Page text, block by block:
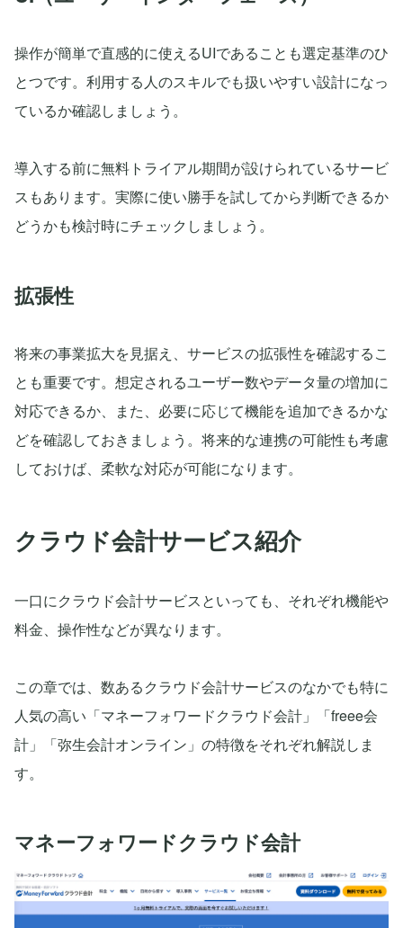
操作が簡単で直感的に使えるUIであることも選定基準のひ
とつです。利用する人のスキルでも扱いやすい設計になっ
ているか確認しましょう。
導入する前に無料トライアル期間が設けられているサービ
スもあります。実際に使い勝手を試してから判断できるか
どうかも検討時にチェックしましょう。
拡張性
将来の事業拡大を見据え、サービスの拡張性を確認するこ
とも重要です。想定されるユーザー数やデータ量の増加に
対応できるか、また、必要に応じて機能を追加できるかな
どを確認しておきましょう。将来的な連携の可能性も考慮
しておけば、柔軟な対応が可能になります。
クラウド会計サービス紹介
一口にクラウド会計サービスといっても、それぞれ機能や
料金、操作性などが異なります。
この章では、数あるクラウド会計サービスのなかでも特に
人気の高い「マネーフォワードクラウド会計」「freee会
計」「弥生会計オンライン」の特徴をそれぞれ解説しま
す。
マネーフォワードクラウド会計